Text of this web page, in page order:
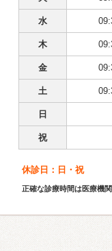
水
木
金
土
日
祝
休診日：日・祝
正確な診療時間は医療機